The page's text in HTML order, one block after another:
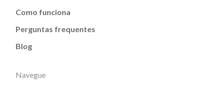
Como funciona
Perguntas frequentes
Blog
Navegue